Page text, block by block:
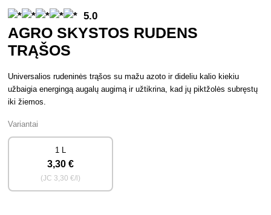
5.0
AGRO SKYSTOS RUDENS
TRĄŠOS
Universalios rudeninės trąšos su mažu azoto ir dideliu kalio kiekiu
užbaigia energingą augalų augimą ir užtikrina, kad jų piktžolės subręstų
iki žiemos.
Variantai
1 L
3,30 €
(JC 3,30 €/l)